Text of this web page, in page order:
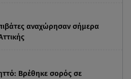
αναχώρησαν σήμερα
Βρέθηκε σορός σε